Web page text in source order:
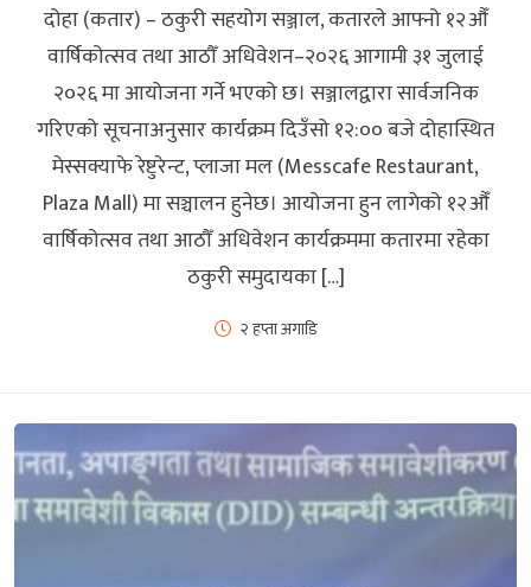
दोहा (कतार) – ठकुरी सहयोग सञ्जाल, कतारले आफ्नो १२औँ
वार्षिकोत्सव तथा आठौँ अधिवेशन–२०२६ आगामी ३१ जुलाई
२०२६ मा आयोजना गर्ने भएको छ। सञ्जालद्वारा सार्वजनिक
गरिएको सूचनाअनुसार कार्यक्रम दिउँसो १२:०० बजे दोहास्थित
मेस्सक्याफे रेष्टुरेन्ट, प्लाजा मल (Messcafe Restaurant,
Plaza Mall) मा सञ्चालन हुनेछ। आयोजना हुन लागेको १२औँ
वार्षिकोत्सव तथा आठौँ अधिवेशन कार्यक्रममा कतारमा रहेका
ठकुरी समुदायका […]
२ हप्ता अगाडि